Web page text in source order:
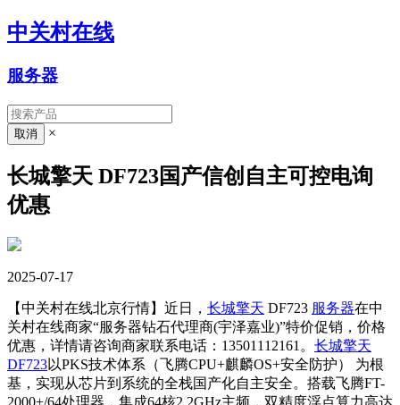
中关村在线
服务器
×
长城擎天 DF723国产信创自主可控电询
优惠
2025-07-17
【中关村在线北京行情】近日， 长城擎天 DF723 服务器在中
关村在线商家“服务器钻石代理商(宇泽嘉业)”特价促销，价格
优惠，详情请咨询商家联系电话：13501112161。 长城擎天
DF723以PKS技术体系（飞腾CPU+麒麟OS+安全防护） 为根
基，实现从芯片到系统的全栈国产化自主安全。搭载飞腾FT-